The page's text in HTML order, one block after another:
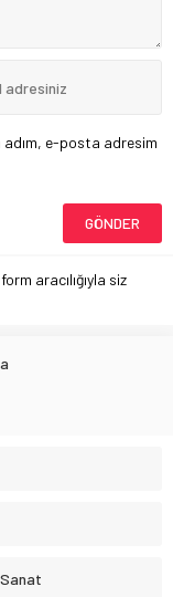
adım, e-posta adresim
aracılığıyla siz